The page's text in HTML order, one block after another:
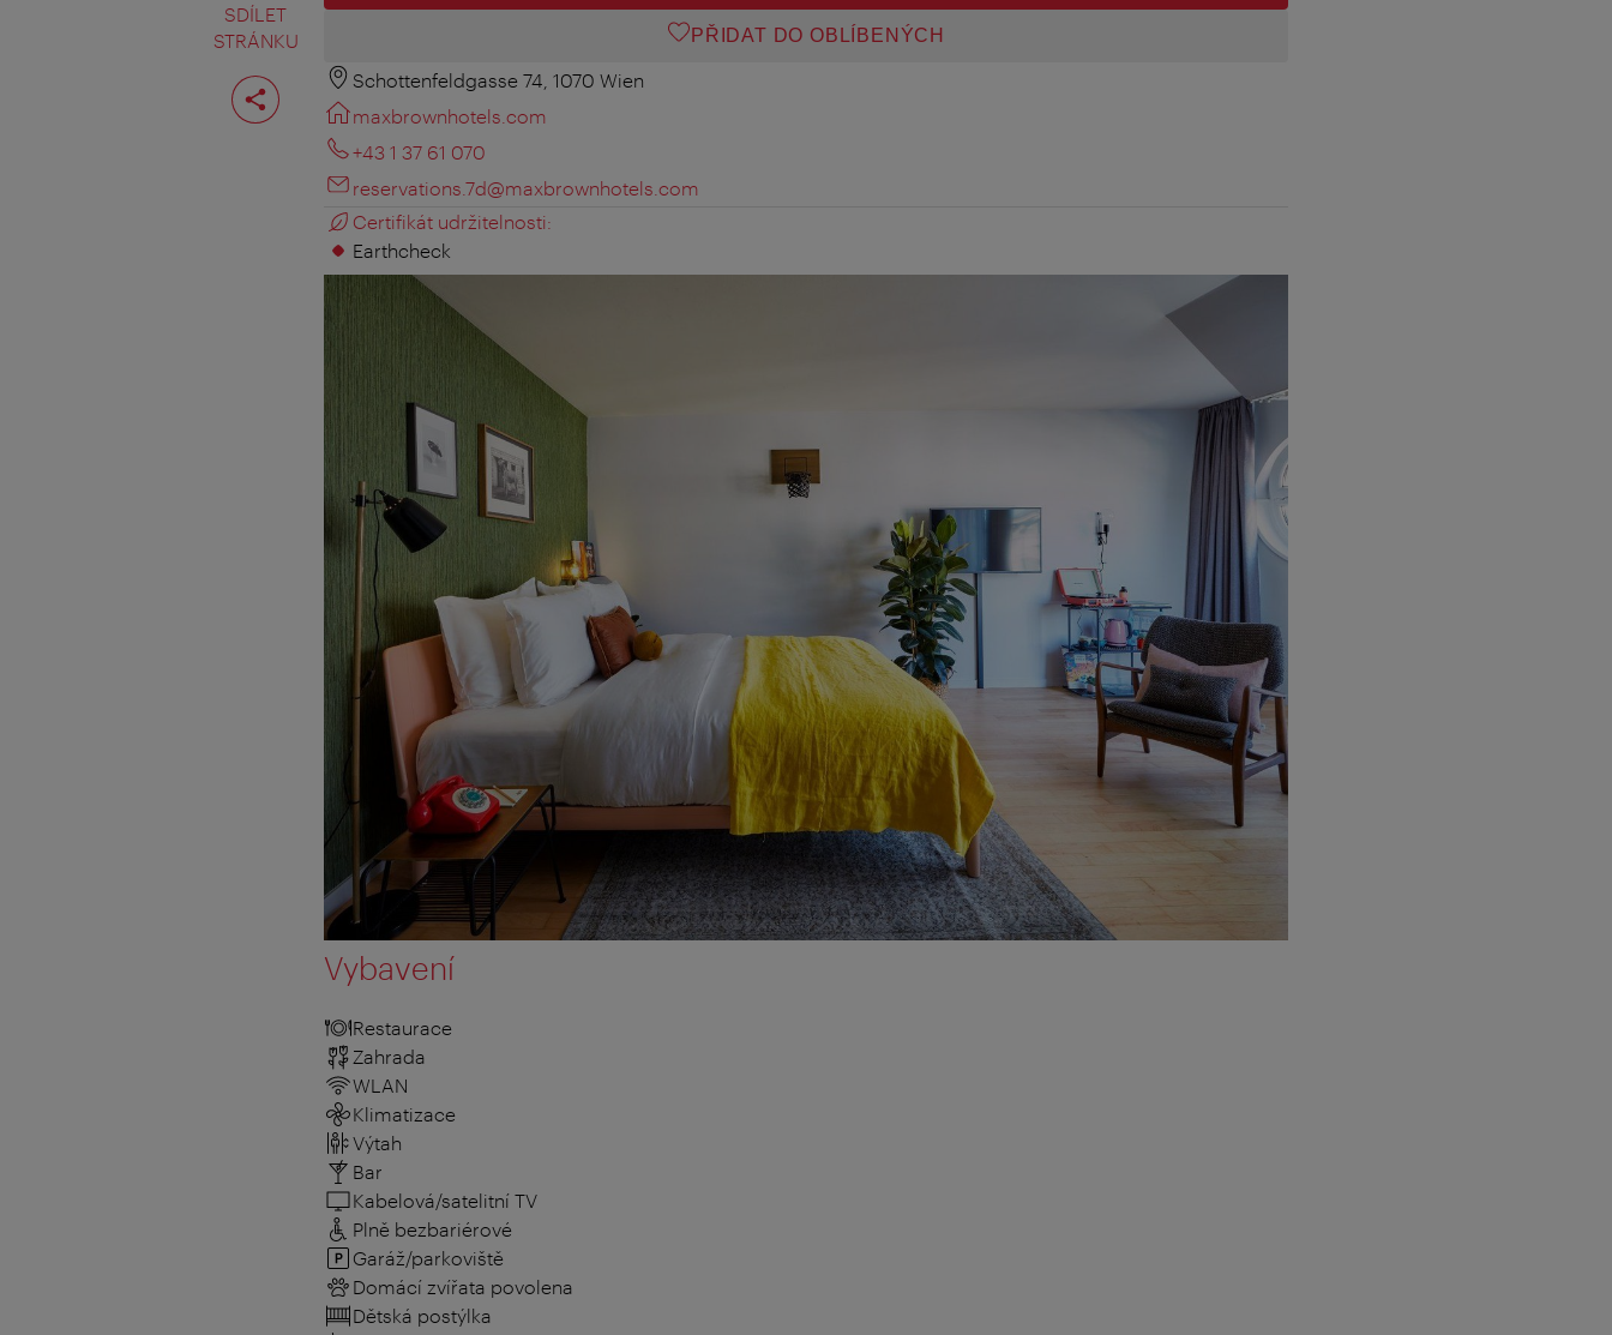
SDÍLET
STRÁNKU
Rozdělit
stranu
PŘIDAT DO OBLÍBENÝCH
Schottenfeldgasse 74, 1070 Wien
maxbrownhotels.com
+43 1 37 61 070
reservations.7d@maxbrownhotels.com
Certifikát udržitelnosti:
Earthcheck
Vybavení
Restaurace
Zahrada
WLAN
Klimatizace
Výtah
Bar
Kabelová/satelitní TV
Plně bezbariérové
Garáž/parkoviště
Domácí zvířata povolena
Dětská postýlka